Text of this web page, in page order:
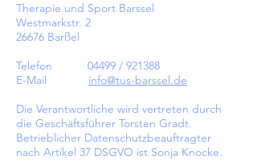
Therapie und Sport Barssel
Westmarkstr. 2
26676 Barßel
Telefon 04499 / 921388
E-Mail info@tus-barssel.de
Die Verantwortliche wird vertreten durch
die Geschäftsführer Torsten Gradt.
Betrieblicher Datenschutzbeauftragter
nach Artikel 37 DSGVO ist Sonja Knocke.